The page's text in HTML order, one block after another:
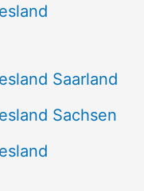
Saarland
Sachsen